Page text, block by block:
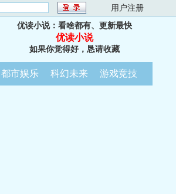
用户注册
优读小说：看啥都有、更新最快
优读小说
如果你觉得好，恳请收藏
都市娱乐 科幻未来 游戏竞技